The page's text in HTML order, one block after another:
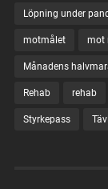
Löpning under
motmålet mot
Månadens
Rehab rehab
Styrkepass